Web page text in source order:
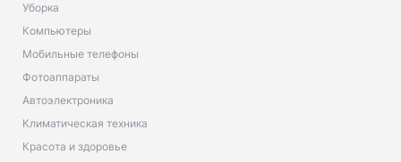
Уборка
Компьютеры
Мобильные телефоны
Фотоаппараты
Автоэлектроника
Климатическая техника
Красота и здоровье